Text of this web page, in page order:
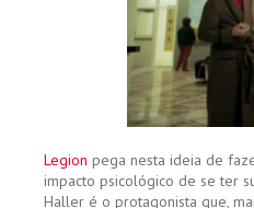
Legion pega nesta ideia de
impacto psicológico de se ter
Haller é o protagonista que,